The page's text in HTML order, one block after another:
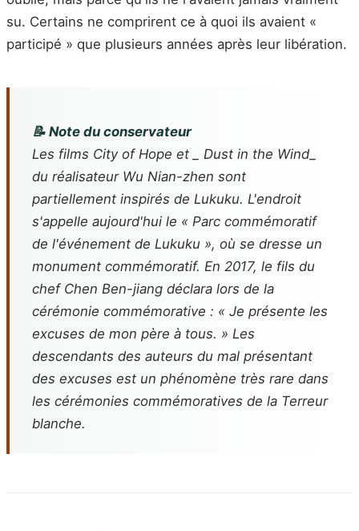
su. Certains ne comprirent ce à quoi ils avaient «
participé » que plusieurs années après leur libération.
📝 Note du conservateur
Les films City of Hope et _ Dust in the Wind_
du réalisateur Wu Nian-zhen sont
partiellement inspirés de Lukuku. L'endroit
s'appelle aujourd'hui le « Parc commémoratif
de l'événement de Lukuku », où se dresse un
monument commémoratif. En 2017, le fils du
chef Chen Ben-jiang déclara lors de la
cérémonie commémorative : « Je présente les
excuses de mon père à tous. » Les
descendants des auteurs du mal présentant
des excuses est un phénomène très rare dans
les cérémonies commémoratives de la Terreur
blanche.